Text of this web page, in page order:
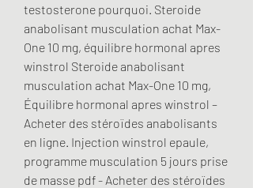
testosterone pourquoi. Steroide
anabolisant musculation achat Max-
One 10 mg, équilibre hormonal apres
winstrol Steroide anabolisant
musculation achat Max-One 10 mg,
Équilibre hormonal apres winstrol –
Acheter des stéroïdes anabolisants
en ligne. Injection winstrol epaule,
programme musculation 5 jours prise
de masse pdf - Acheter des stéroïdes